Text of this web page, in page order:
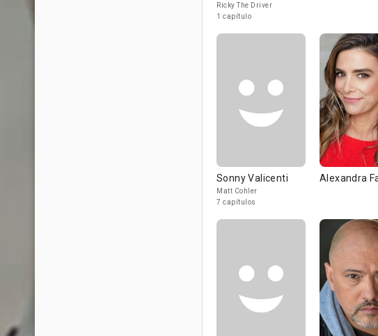
Ricky The Driver
1 capítulo
Sonny Valicenti
Matt Cohler
7 capítulos
Alexandra